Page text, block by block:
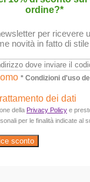
ordine?*
per ricevere
novità in fatto di
* Condizioni d'uso
dei dati
della Privacy Policy e
per le finalità indicate al